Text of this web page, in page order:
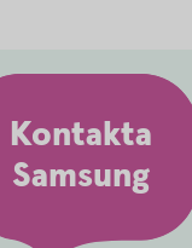
Kontakta
Samsung